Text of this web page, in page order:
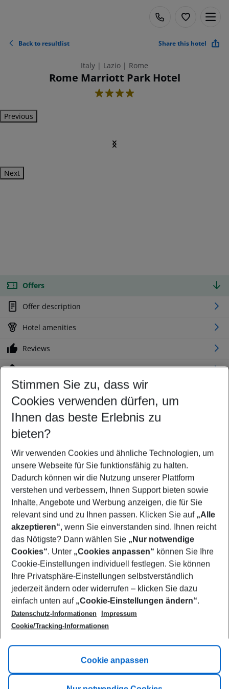
Back to resultlist Share this hotel
Italy | Lazio | Rome
Rome Marriott Park Hotel
4
Previous
Next
Offers
Offer description
Hotel amenities
Reviews
Location
Customize your offer
Find the perfect deal which suits your best
Your departure airport
Any airport
Select your date range
10/08/26–08/08/27 5-8 nights
Who will travel
2 adults No children
Show more filter
Footer
Footer navigation
Title A
Link A
Stimmen Sie zu, dass wir
Cookies verwenden dürfen, um
Ihnen das beste Erlebnis zu
bieten?
Wir verwenden Cookies und ähnliche Technologien, um
unsere Webseite für Sie funktionsfähig zu halten.
Dadurch können wir die Nutzung unserer Plattform
verstehen und verbessern, Ihnen Support bieten sowie
Inhalte, Angebote und Werbung anzeigen, die für Sie
relevant sind und zu Ihnen passen. Klicken Sie auf „Alle
akzeptieren“, wenn Sie einverstanden sind. Ihnen reicht
das Nötigste? Dann wählen Sie „Nur notwendige
Cookies“. Unter „Cookies anpassen“ können Sie Ihre
Cookie-Einstellungen individuell festlegen. Sie können
Ihre Privatsphäre-Einstellungen selbstverständlich
jederzeit ändern oder widerrufen – klicken Sie dazu
einfach unten auf „Cookie-Einstellungen ändern“.
Datenschutz-Informationen
Impressum
Cookie/Tracking-Informationen
Cookie anpassen